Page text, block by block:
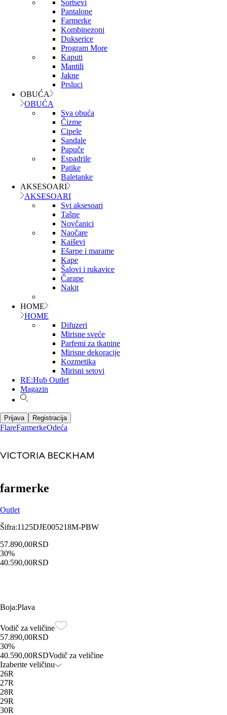
Šortsevi
Pantalone
Farmerke
Kombinezoni
Dukserice
Program More
Kaputi
Mantili
Jakne
Prsluci
OBUĆA
OBUĆA
Sva obuća
Čizme
Cipele
Sandale
Papuče
Espadrile
Patike
Baletanke
AKSESOARI
AKSESOARI
Svi aksesoari
Tašne
Novčanici
Naočare
Kaiševi
Ešarpe i marame
Kape
Šalovi i rukavice
Čarape
Nakit
HOME
HOME
Difuzeri
Mirisne sveće
Parfemi za tkanine
Mirisne dekoracije
Kozmetika
Mirisni setovi
RE:Hub Outlet
Magazin
Prijava Registracija
FlareFarmerkeOdeća
farmerke
Outlet
Šifra:1125DJE005218M-PBW
57.890,00RSD
30%
40.590,00RSD
Boja:Plava
Vodič za veličine
57.890,00RSD
30%
40.590,00RSDVodič za veličine
Izaberite veličinu
26R
27R
28R
29R
30R